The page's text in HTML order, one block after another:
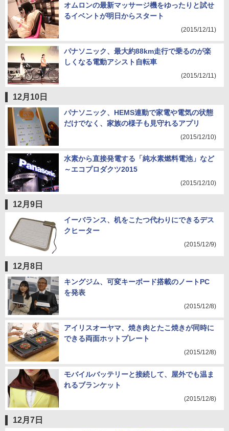
オムロンの最新マッサージ機をゆったりと試せ
るイベントが明日からスタート
(2015/12/11)
パナソニック、最大約88km走行で乗るのが楽
しくなる電動アシスト自転車
(2015/12/11)
12月10日
パナソニック、HEMS連動で家電や電気の状態
だけでなく、家族の様子も見守れるアプリ
(2015/12/10)
水素から直接発電する「純水素燃料電池」など
～エコプロダクツ2015
(2015/12/10)
12月9日
イーバランス、机をこたつ代わりにできるデス
クヒーター
(2015/12/9)
12月8日
キングジム、可変キーボード搭載のノートPC
を発表
(2015/12/8)
アイリスオーヤマ、焼き肉とたこ焼きが同時に
できる両面ホットプレート
(2015/12/8)
モバイルバッテリーと接続して、屋外でも温ま
れるブランケット
(2015/12/8)
12月7日